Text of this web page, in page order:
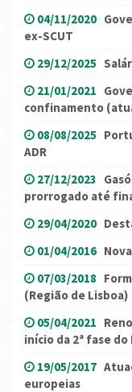
04/11/2020
ex-SCUT
29/12/2025
21/01/2021
confinamento
08/08/2025
ADR
27/12/2023
prorrogado até
29/04/2020
01/04/2016
07/03/2018
(Região de Lisboa)
05/04/2021
início da 2ª fase
19/05/2017
europeias